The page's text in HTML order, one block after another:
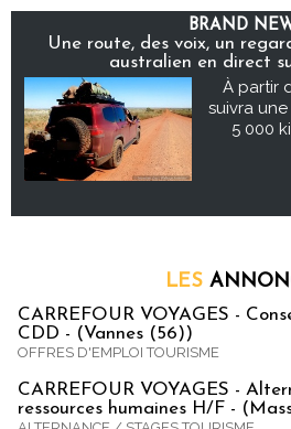
BRAND
Une route, des voix, un
australien en direct
À partir
suivra
5 000
LES
CARREFOUR VOYAGES -
CDD - (Vannes (56))
OFFRES D'EMPLOI TOURISME
CARREFOUR VOYAGES -
ressources humaines H/F -